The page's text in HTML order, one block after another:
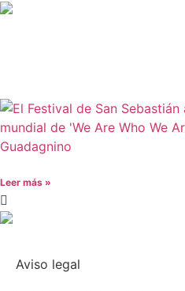
Leer más »
Aviso legal